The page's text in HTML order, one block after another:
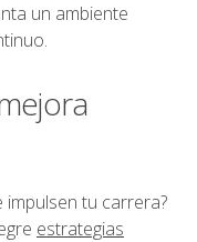
un ambiente
tu carrera?
estrategias